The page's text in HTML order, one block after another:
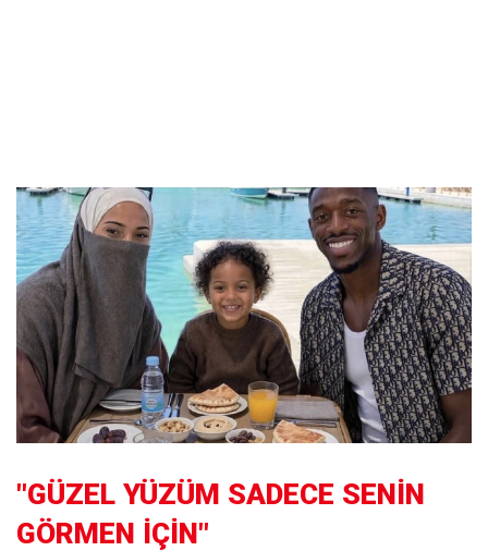
"GÜZEL YÜZÜM SADECE SENİN
GÖRMEN İÇİN"